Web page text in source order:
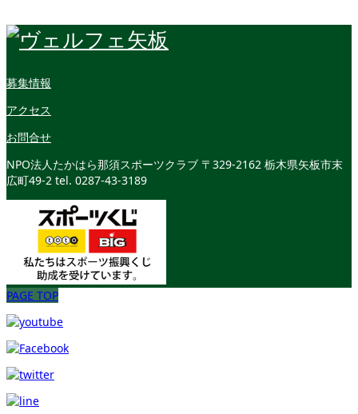
募集情報
アクセス
お問合せ
NPO法人たかはら那須スポーツクラブ 〒329-2162 栃木県矢板市末
広町49-2 tel. 0287-43-3189
PAGE TOP